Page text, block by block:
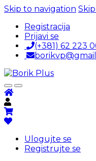
Skip to navigation
Registracija
Prijavi se
(+381) 62 223
Ulogujte se
Registrujte se